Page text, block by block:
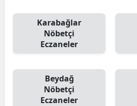
Karabağlar
Nöbetçi
Eczaneler
Beydağ
Nöbetçi
Eczaneler